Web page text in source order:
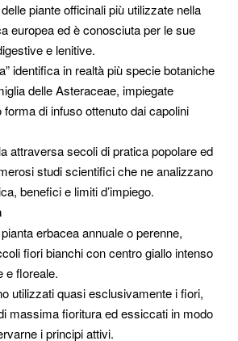
piante officinali più utilizzate nella
europea ed è conosciuta per le sue
e lenitive.
identifica in realtà più specie botaniche
delle Asteraceae, impiegate
di infuso ottenuto dai capolini
attraversa secoli di pratica popolare ed
studi scientifici che ne analizzano
benefici e limiti d’impiego.
erbacea annuale o perenne,
fiori bianchi con centro giallo intenso
e floreale.
utilizzati quasi esclusivamente i fiori,
massima fioritura ed essiccati in modo
i principi attivi.